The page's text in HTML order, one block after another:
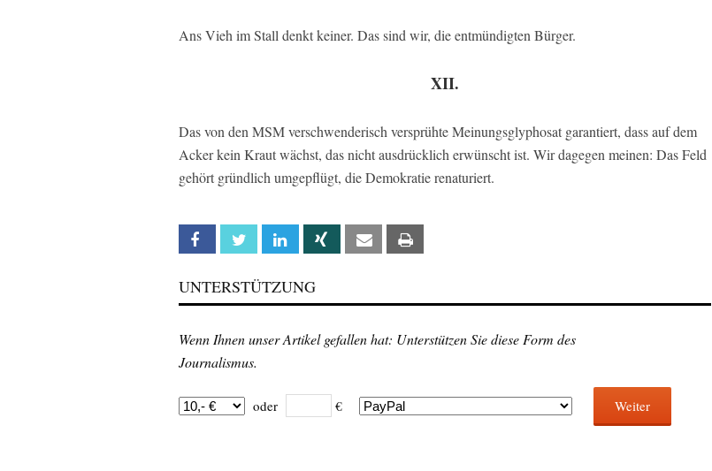
Ans Vieh im Stall denkt keiner. Das sind wir, die entmündigten Bürger.
XII.
Das von den MSM verschwenderisch versprühte Meinungsglyphosat garantiert, dass auf dem
Acker kein Kraut wächst, das nicht ausdrücklich erwünscht ist. Wir dagegen meinen: Das Feld
gehört gründlich umgepflügt, die Demokratie renaturiert.
Facebook Twitter Linkedin Xing Email
UNTERSTÜTZUNG
Wenn Ihnen unser Artikel gefallen hat: Unterstützen Sie diese Form des
Journalismus.
oder € Weiter